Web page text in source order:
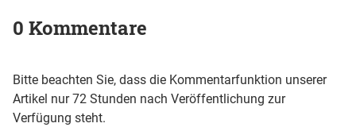
0 Kommentare
Bitte beachten Sie, dass die Kommentarfunktion unserer
Artikel nur 72 Stunden nach Veröffentlichung zur
Verfügung steht.